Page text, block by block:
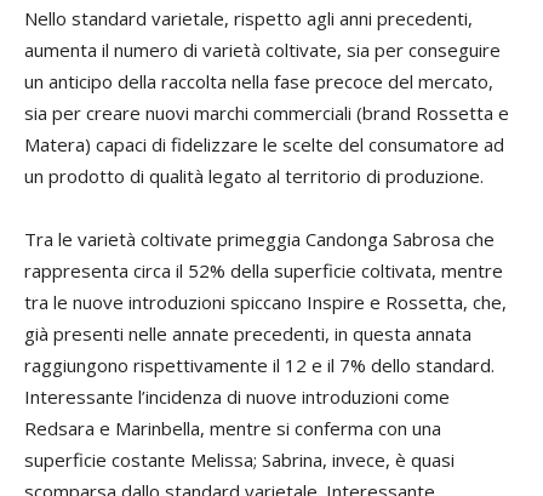
Nello standard varietale, rispetto agli anni precedenti,
aumenta il numero di varietà coltivate, sia per conseguire
un anticipo della raccolta nella fase precoce del mercato,
sia per creare nuovi marchi commerciali (brand Rossetta e
Matera) capaci di fidelizzare le scelte del consumatore ad
un prodotto di qualità legato al territorio di produzione.
Tra le varietà coltivate primeggia Candonga Sabrosa che
rappresenta circa il 52% della superficie coltivata, mentre
tra le nuove introduzioni spiccano Inspire e Rossetta, che,
già presenti nelle annate precedenti, in questa annata
raggiungono rispettivamente il 12 e il 7% dello standard.
Interessante l’incidenza di nuove introduzioni come
Redsara e Marinbella, mentre si conferma con una
superficie costante Melissa; Sabrina, invece, è quasi